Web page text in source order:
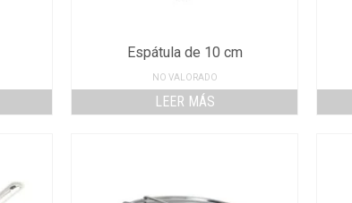
Espátula de 10 cm
NO VALORADO
LEER MÁS